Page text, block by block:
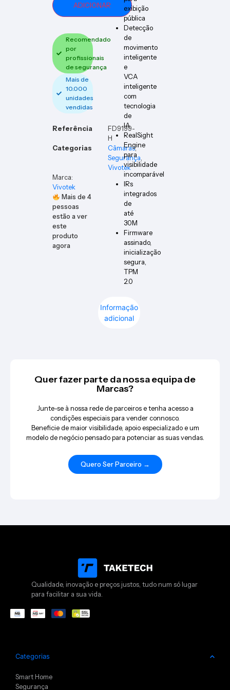
ADICIONAR
Recomendado
por
profissionais
de segurança
Mais de
10.000
unidades
vendidas
Referência
FD9199-
H
Categorias
Câmaras,
Segurança,
Vivotek
Marca:
Vivotek
Mais de4
pessoas
estão a ver
este
produto
agora
Informação
adicional
exibição
pública
Detecção
de
movimento
inteligente
e
VCA
inteligente
com
tecnologia
de
IA
RealSight
Engine
para
visibilidade
incomparável
IRs
integrados
de
até
30M
Firmware
assinado,
inicialização
segura,
TPM
2.0
Quer fazer parte da nossa equipa de
Marcas?
Junte-se à nossa rede de parceiros e tenha acesso a
condições especiais para vender connosco.
Beneficie de maior visibilidade, apoio especializado e um
modelo de negócio pensado para potenciar as suas vendas.
Quero Ser Parceiro →
Qualidade, inovação e preços justos, tudo num só lugar
para facilitar a sua vida.
Categorias
Smart Home
Segurança